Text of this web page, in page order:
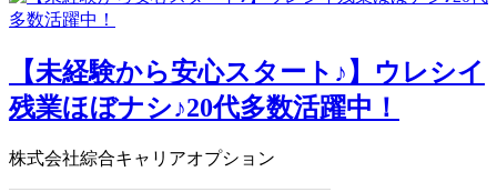
【未経験から安心スタート♪】ウレシイ
残業ほぼナシ♪20代多数活躍中！
株式会社綜合キャリアオプション